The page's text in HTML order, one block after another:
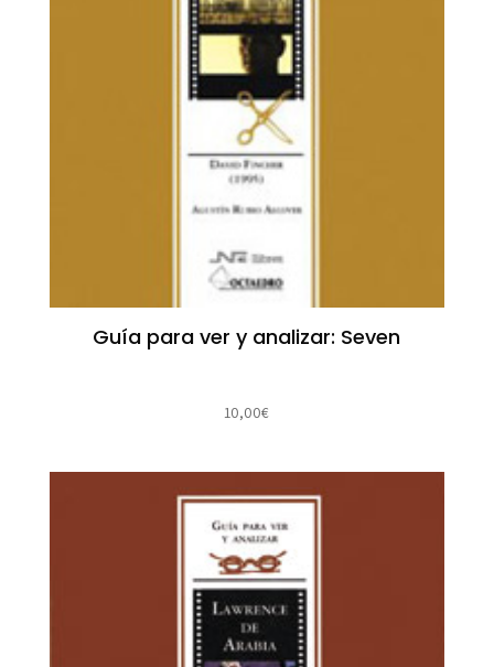
Guía para ver y analizar: Seven
10,00€